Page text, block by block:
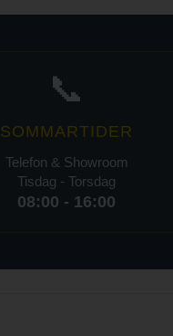
📞
SOMMARTIDER
Telefon & Showroom
Tisdag - Torsdag
08:00 - 16:00